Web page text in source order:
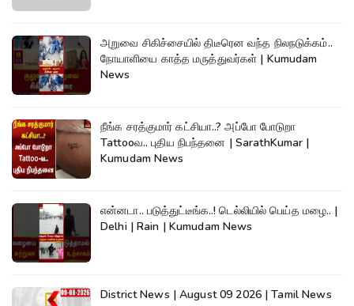
அறுவை சிகிச்சையில் திடீரென வந்த நிலநடுக்கம்..
நோயாளியை காத்த மருத்துவர்கள் | Kumudam
News
நீங்க சரத்குமார் கட்சியா..? அப்போ போடுறா
Tattooவ.. புதிய நிபந்தனை | SarathKumar |
Kumudam News
என்னடா.. படுத்துட்டீங்க..! டெல்லியில் பெய்த மழை.. |
Delhi | Rain | Kumudam News
District News | August 09 2026 | Tamil News